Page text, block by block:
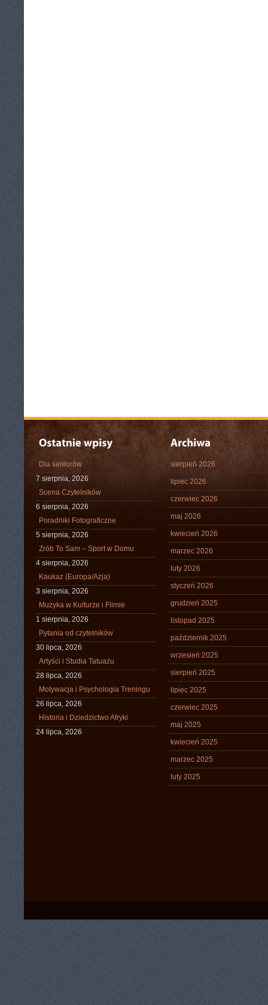
Dla seniorów
7 sierpnia, 2026
Scena Czytelników
6 sierpnia, 2026
Poradniki Fotograficzne
5 sierpnia, 2026
Zrób To Sam – Sport w Domu
4 sierpnia, 2026
Kaukaz (Europa/Azja)
3 sierpnia, 2026
Muzyka w Kulturze i Filmie
1 sierpnia, 2026
Pytania od czytelników
30 lipca, 2026
Artyści i Studia Tatuażu
28 lipca, 2026
Motywacja i Psychologia Treningu
26 lipca, 2026
Historia i Dziedzictwo Afryki
24 lipca, 2026
sierpień 2026
lipiec 2026
czerwiec 2026
maj 2026
kwiecień 2026
marzec 2026
luty 2026
styczeń 2026
grudzień 2025
listopad 2025
październik 2025
wrzesień 2025
sierpień 2025
lipiec 2025
czerwiec 2025
maj 2025
kwiecień 2025
marzec 2025
luty 2025